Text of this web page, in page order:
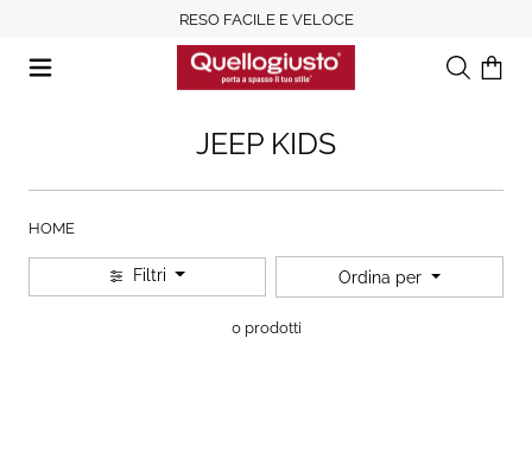
RESO FACILE E VELOCE
RicercaIl tuo
JEEP KIDS
HOME
Filtri Ordina per
0 prodotti